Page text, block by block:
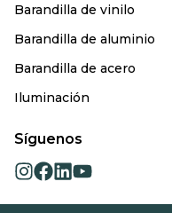
Barandilla de vinilo
Barandilla de aluminio
Barandilla de acero
Iluminación
Síguenos
opensopens
opens
opens